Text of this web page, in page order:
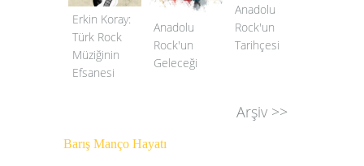
Erkin Koray:
Türk Rock
Müziğinin
Efsanesi
Anadolu
Rock'un
Geleceği
Anadolu
Rock'un
Tarihçesi
Arşiv >>
Barış Manço Hayatı